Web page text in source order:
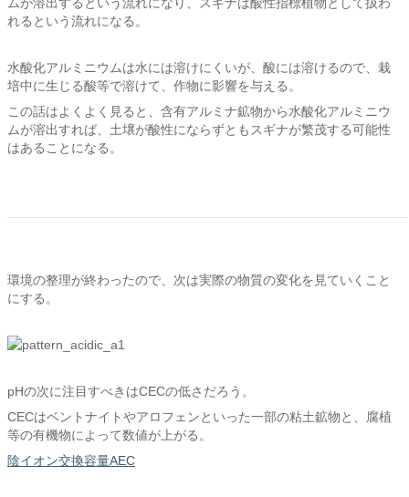
れるという流れになる。
水酸化アルミニウムは水には溶けにくいが、酸には溶けるので、栽
培中に生じる酸等で溶けて、作物に影響を与える。
この話はよくよく見ると、含有アルミナ鉱物から水酸化アルミニウ
ムが溶出すれば、土壌が酸性にならずともスギナが繁茂する可能性
はあることになる。
環境の整理が終わったので、次は実際の物質の変化を見ていくこと
にする。
pHの次に注目すべきはCECの低さだろう。
CECはベントナイトやアロフェンといった一部の粘土鉱物と、腐植
等の有機物によって数値が上がる。
陰イオン交換容量AEC